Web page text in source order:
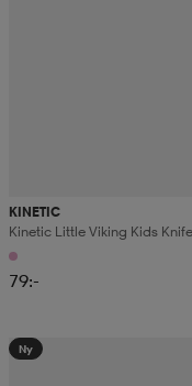
KINETIC
Kinetic Little Viking Kids
79:-
Ny